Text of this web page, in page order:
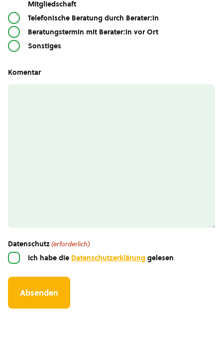
Mitgliedschaft
Telefonische Beratung durch Berater:in
Beratungstermin mit Berater:in vor Ort
Sonstiges
Komentar
Datenschutz(erforderlich)
Ich habe die Datenschutzerklärung gelesen